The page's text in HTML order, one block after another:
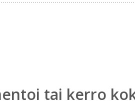
tai kerro